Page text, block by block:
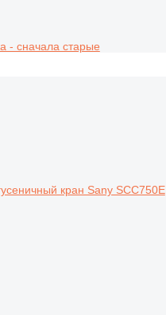
- сначала старые
кран Sany SCC750E